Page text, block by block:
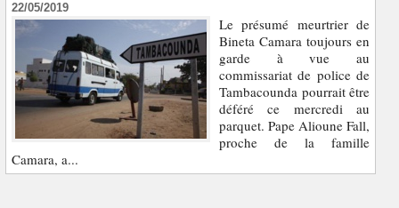
22/05/2019
Le présumé meurtrier de
Bineta Camara toujours en
garde à vue au
commissariat de police de
Tambacounda pourrait être
déféré ce mercredi au
parquet. Pape Alioune Fall,
proche de la famille
Camara, a...